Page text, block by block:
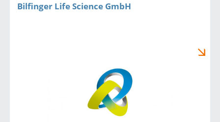
Bilfinger Life Science GmbH